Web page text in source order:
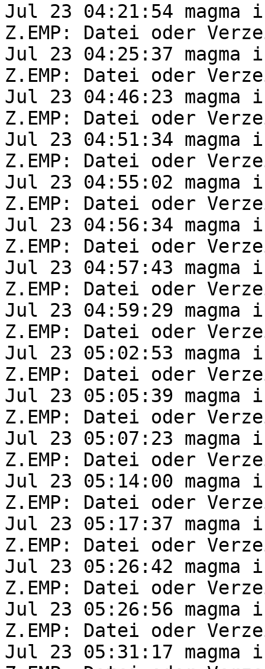
Jul 23 04:21:54
Z.EMP: Datei oder
Jul 23 04:25:37
Z.EMP: Datei oder
Jul 23 04:46:23
Z.EMP: Datei oder
Jul 23 04:51:34
Z.EMP: Datei oder
Jul 23 04:55:02
Z.EMP: Datei oder
Jul 23 04:56:34
Z.EMP: Datei oder
Jul 23 04:57:43
Z.EMP: Datei oder
Jul 23 04:59:29
Z.EMP: Datei oder
Jul 23 05:02:53
Z.EMP: Datei oder
Jul 23 05:05:39
Z.EMP: Datei oder
Jul 23 05:07:23
Z.EMP: Datei oder
Jul 23 05:14:00
Z.EMP: Datei oder
Jul 23 05:17:37
Z.EMP: Datei oder
Jul 23 05:26:42
Z.EMP: Datei oder
Jul 23 05:26:56
Z.EMP: Datei oder
Jul 23 05:31:17